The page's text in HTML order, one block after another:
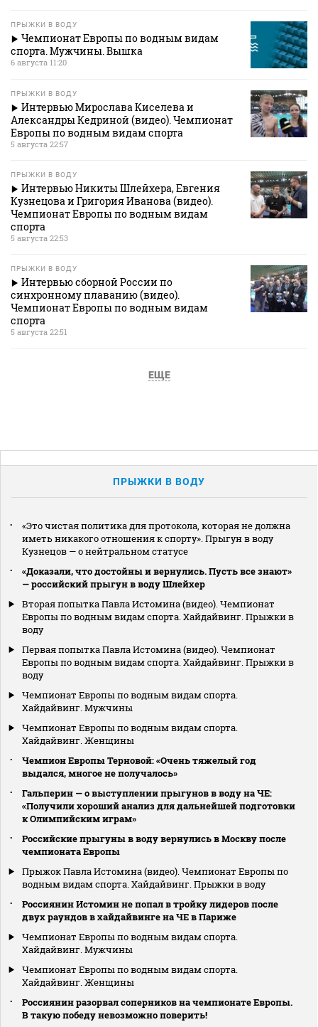
ПРЫЖКИ В ВОДУ
Чемпионат Европы по водным видам
спорта. Мужчины. Вышка
6 августа 11:20
ПРЫЖКИ В ВОДУ
Интервью Мирослава Киселева и
Александры Кедриной (видео). Чемпионат
Европы по водным видам спорта
5 августа 22:57
ПРЫЖКИ В ВОДУ
Интервью Никиты Шлейхера, Евгения
Кузнецова и Григория Иванова (видео).
Чемпионат Европы по водным видам
спорта
5 августа 22:53
ПРЫЖКИ В ВОДУ
Интервью сборной России по
синхронному плаванию (видео).
Чемпионат Европы по водным видам
спорта
5 августа 22:51
ЕЩЕ
ПРЫЖКИ В ВОДУ
«Это чистая политика для протокола, которая не должна
иметь никакого отношения к спорту». Прыгун в воду
Кузнецов — о нейтральном статусе
«Доказали, что достойны и вернулись. Пусть все знают»
— российский прыгун в воду Шлейхер
Вторая попытка Павла Истомина (видео). Чемпионат
Европы по водным видам спорта. Хайдайвинг. Прыжки в
воду
Первая попытка Павла Истомина (видео). Чемпионат
Европы по водным видам спорта. Хайдайвинг. Прыжки в
воду
Чемпионат Европы по водным видам спорта.
Хайдайвинг. Мужчины
Чемпионат Европы по водным видам спорта.
Хайдайвинг. Женщины
Чемпион Европы Терновой: «Очень тяжелый год
выдался, многое не получалось»
Гальперин — о выступлении прыгунов в воду на ЧЕ:
«Получили хороший анализ для дальнейшей подготовки
к Олимпийским играм»
Российские прыгуны в воду вернулись в Москву после
чемпионата Европы
Прыжок Павла Истомина (видео). Чемпионат Европы по
водным видам спорта. Хайдайвинг. Прыжки в воду
Россиянин Истомин не попал в тройку лидеров после
двух раундов в хайдайвинге на ЧЕ в Париже
Чемпионат Европы по водным видам спорта.
Хайдайвинг. Мужчины
Чемпионат Европы по водным видам спорта.
Хайдайвинг. Женщины
Россиянин разорвал соперников на чемпионате Европы.
В такую победу невозможно поверить!